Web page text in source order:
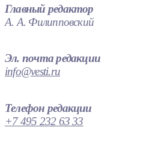
Главный редактор
А. А. Филипповский
Эл. почта редакции
info@vesti.ru
Телефон редакции
+7 495 232 63 33